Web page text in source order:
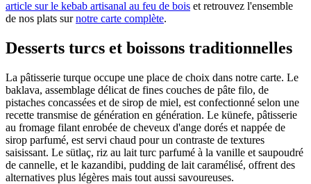
article sur le kebab artisanal au feu de bois et retrouvez l'ensemble
de nos plats sur notre carte complète.
Desserts turcs et boissons traditionnelles
La pâtisserie turque occupe une place de choix dans notre carte. Le
baklava, assemblage délicat de fines couches de pâte filo, de
pistaches concassées et de sirop de miel, est confectionné selon une
recette transmise de génération en génération. Le künefe, pâtisserie
au fromage filant enrobée de cheveux d'ange dorés et nappée de
sirop parfumé, est servi chaud pour un contraste de textures
saisissant. Le sütlaç, riz au lait turc parfumé à la vanille et saupoudré
de cannelle, et le kazandibi, pudding de lait caramélisé, offrent des
alternatives plus légères mais tout aussi savoureuses.